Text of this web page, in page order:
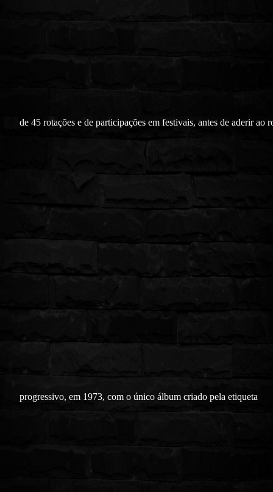
de 45 rotações e de participações em festivais, antes de aderir ao
progressivo, em 1973, com o único álbum criado pela etiqueta